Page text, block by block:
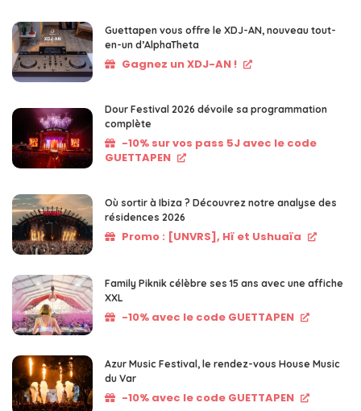
Guettapen vous offre le XDJ-AN, nouveau tout-
en-un d’AlphaTheta
Gagnez un XDJ-AN !
Dour Festival 2026 dévoile sa programmation
complète
-10% sur vos pass 5J avec le code
GUETTAPEN
Où sortir à Ibiza ? Découvrez notre analyse des
résidences 2026
Promo : [UNVRS], Hï et Ushuaïa
Family Piknik célèbre ses 15 ans avec une affiche
XXL
-10% avec le code GUETTAPEN
Azur Music Festival, le rendez-vous House Music
du Var
-10% avec le code GUETTAPEN